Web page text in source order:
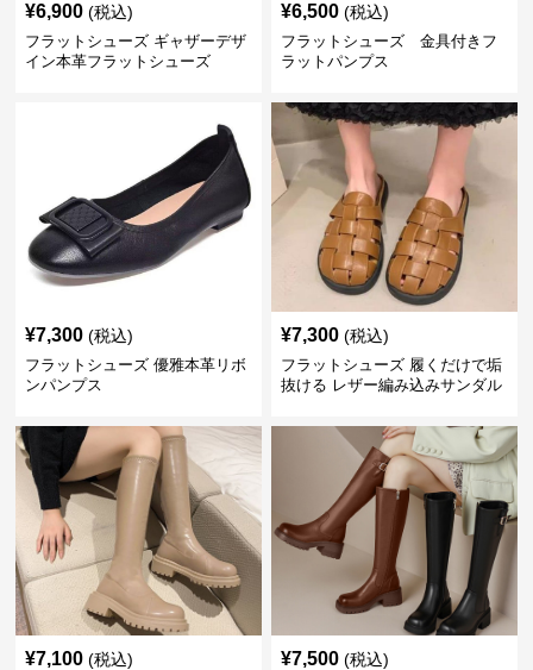
¥6,900 (税込)
フラットシューズ ギャザーデザ
イン本革フラットシューズ
¥6,500 (税込)
フラットシューズ 金具付きフ
ラットパンプス
¥7,300 (税込)
フラットシューズ 優雅本革リボ
ンパンプス
¥7,300 (税込)
フラットシューズ 履くだけで垢
抜ける レザー編み込みサンダル
¥7,100 (税込) ¥7,500 (税込)